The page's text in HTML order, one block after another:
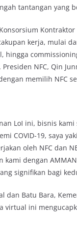
tantangan yang
kerja, mulai
hingga
NFC, Qin
memilih NFC
LoI ini, bisnis
COVID-19, saya
oleh NFC dan
kami dengan
signifikan bagi
dan Batu Bara,
virtual ini